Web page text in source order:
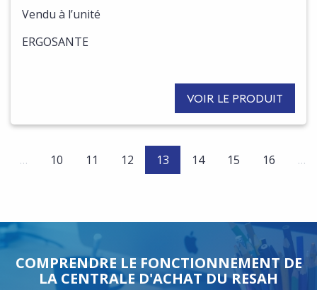
Vendu à l’unité
ERGOSANTE
VOIR LE PRODUIT
… 10 11 12 13(current)
14 15 16 …
COMPRENDRE LE FONCTIONNEMENT DE
LA CENTRALE D'ACHAT DU RESAH